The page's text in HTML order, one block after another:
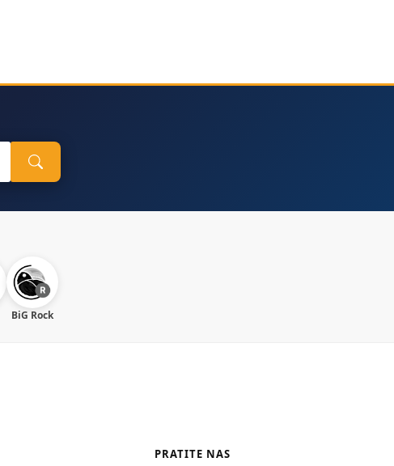
BiG Rock
PRATITE NAS